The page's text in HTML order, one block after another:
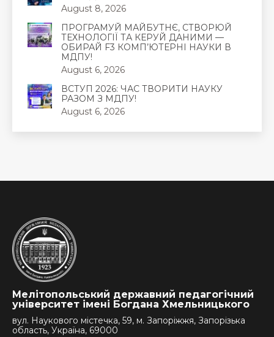
August 8, 2026
ПРОГРАМУЙ МАЙБУТНЄ, СТВОРЮЙ
ТЕХНОЛОГІЇ ТА КЕРУЙ ДАНИМИ —
ОБИРАЙ F3 КОМП’ЮТЕРНІ НАУКИ В
МДПУ!
August 6, 2026
ВСТУП 2026: ЧАС ТВОРИТИ НАУКУ
РАЗОМ З МДПУ!
August 6, 2026
Мелітопольський державний педагогічний
університет імені Богдана Хмельницького
вул. Наукового містечка, 59, м. Запоріжжя, Запорізька
область, Україна, 69000